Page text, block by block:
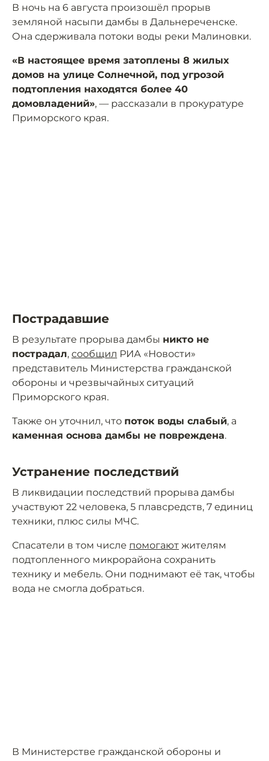
В ночь на 6 августа произошёл прорыв
земляной насыпи дамбы в Дальнереченске.
Она сдерживала потоки воды реки Малиновки.
«В настоящее время затоплены 8 жилых
домов на улице Солнечной, под угрозой
подтопления находятся более 40
домовладений», — рассказали в прокуратуре
Приморского края.
Пострадавшие
В результате прорыва дамбы никто не
пострадал, сообщил РИА «Новости»
представитель Министерства гражданской
обороны и чрезвычайных ситуаций
Приморского края.
Также он уточнил, что поток воды слабый, а
каменная основа дамбы не повреждена.
Устранение последствий
В ликвидации последствий прорыва дамбы
участвуют 22 человека, 5 плавсредств, 7 единиц
техники, плюс силы МЧС.
Спасатели в том числе помогают жителям
подтопленного микрорайона сохранить
технику и мебель. Они поднимают её так, чтобы
вода не смогла добраться.
В Министерстве гражданской обороны и